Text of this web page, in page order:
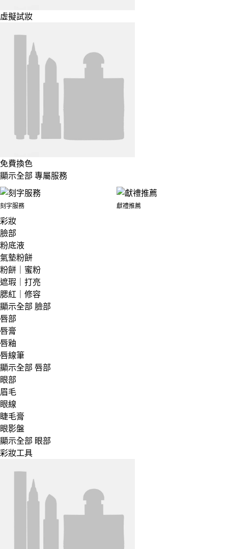
虛擬試妝
免費換色
顯示全部 專屬服務
刻字服務 獻禮推薦
彩妝
臉部
粉底液
氣墊粉餅
粉餅｜蜜粉
遮瑕｜打亮
腮紅｜修容
顯示全部 臉部
唇部
唇膏
唇釉
唇線筆
顯示全部 唇部
眼部
眉毛
眼線
睫毛膏
眼影盤
顯示全部 眼部
彩妝工具